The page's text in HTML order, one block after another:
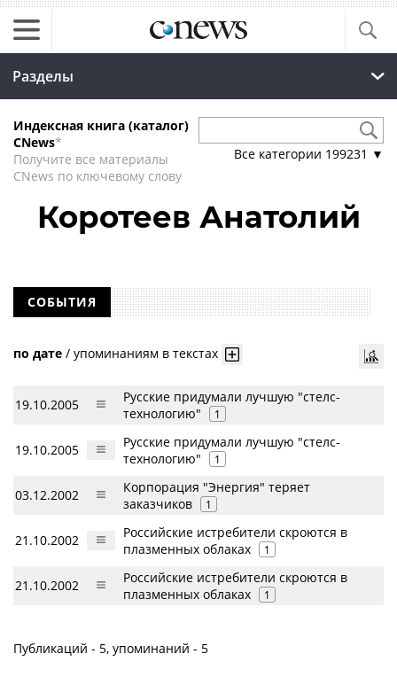
Разделы
Индексная книга (каталог)
CNews*
Получите все материалы
CNews по ключевому слову
Все категории 199231 ▼
Коротеев Анатолий
СОБЫТИЯ
по дате / упоминаниям в текстах
19.10.2005
Русские придумали лучшую "стелс-
технологию"
1
19.10.2005
Русские придумали лучшую "стелс-
технологию"
1
03.12.2002
Корпорация "Энергия" теряет
заказчиков
1
21.10.2002
Российские истребители скроются в
плазменных облаках
1
21.10.2002
Российские истребители скроются в
плазменных облаках
1
Публикаций - 5, упоминаний - 5